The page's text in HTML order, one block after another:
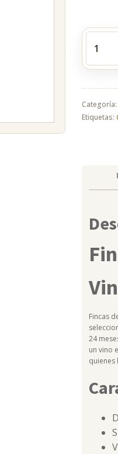
de
Reserva
2017
cantidad
Categoría:
Etiquetas:
Fincas
24
un vino
quienes